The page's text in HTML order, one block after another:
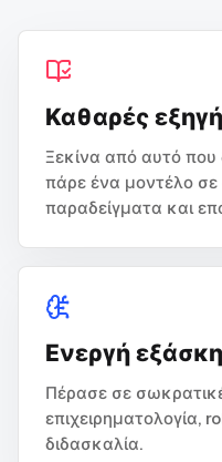
Καθαρές
Ξεκίνα από αυτό που
πάρε ένα μοντέλο
παραδείγματα και
Ενεργή
Πέρασε σε
επιχειρηματολογία,
διδασκαλία.